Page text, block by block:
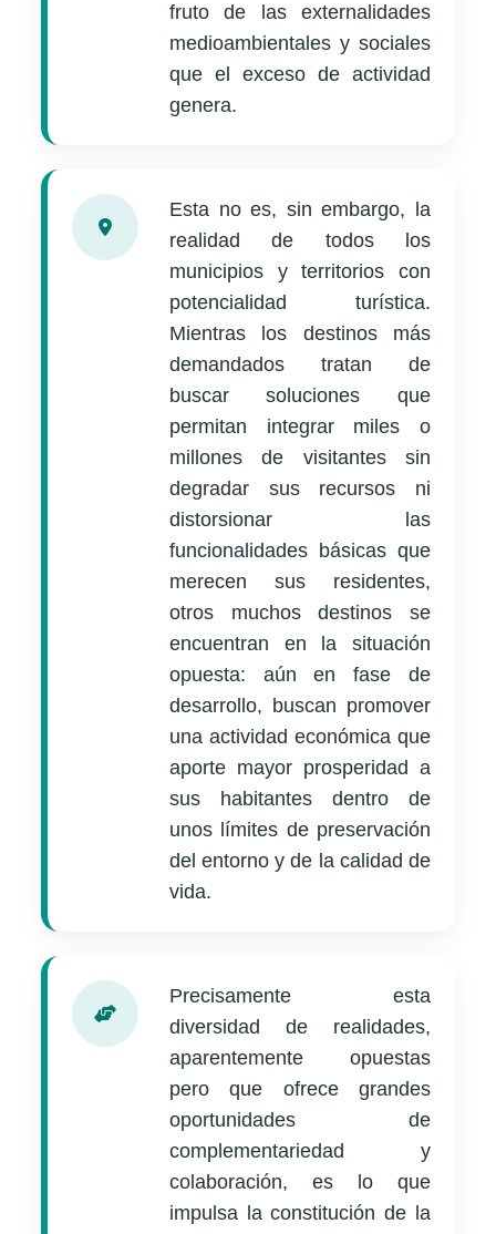
fruto de las externalidades
medioambientales y sociales
que el exceso de actividad
genera.
Esta no es, sin embargo, la
realidad de todos los
municipios y territorios con
potencialidad turística.
Mientras los destinos más
demandados tratan de
buscar soluciones que
permitan integrar miles o
millones de visitantes sin
degradar sus recursos ni
distorsionar las
funcionalidades básicas que
merecen sus residentes,
otros muchos destinos se
encuentran en la situación
opuesta: aún en fase de
desarrollo, buscan promover
una actividad económica que
aporte mayor prosperidad a
sus habitantes dentro de
unos límites de preservación
del entorno y de la calidad de
vida.
Precisamente esta
diversidad de realidades,
aparentemente opuestas
pero que ofrece grandes
oportunidades de
complementariedad y
colaboración, es lo que
impulsa la constitución de la